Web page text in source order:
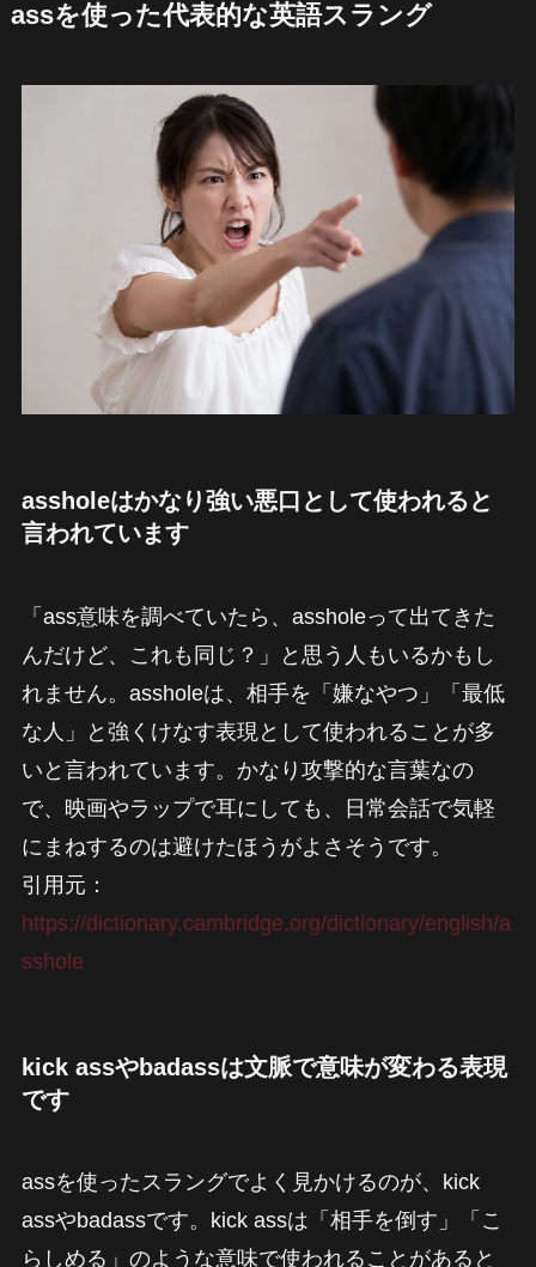
assを使った代表的な英語スラング
assholeはかなり強い悪口として使われると
言われています
「ass意味を調べていたら、assholeって出てきた
んだけど、これも同じ？」と思う人もいるかもし
れません。assholeは、相手を「嫌なやつ」「最低
な人」と強くけなす表現として使われることが多
いと言われています。かなり攻撃的な言葉なの
で、映画やラップで耳にしても、日常会話で気軽
にまねするのは避けたほうがよさそうです。
引用元：
https://dictionary.cambridge.org/dictionary/english/a
sshole
kick assやbadassは文脈で意味が変わる表現
です
assを使ったスラングでよく見かけるのが、kick
assやbadassです。kick assは「相手を倒す」「こ
らしめる」のような意味で使われることがあると